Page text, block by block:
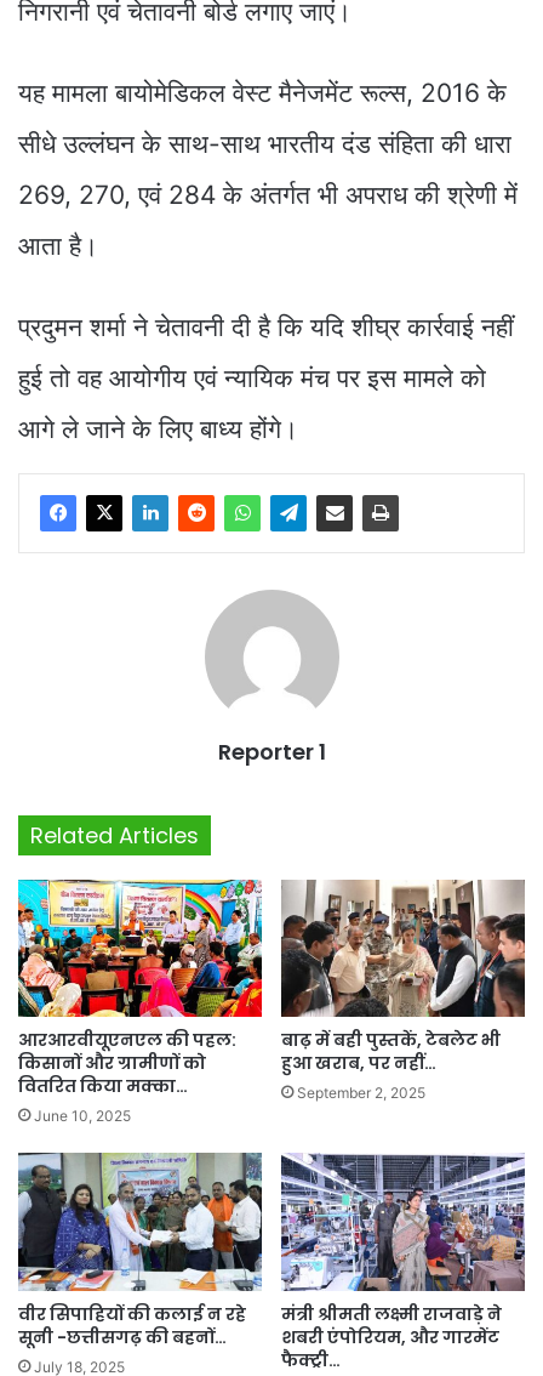
निगरानी एवं चेतावनी बोर्ड लगाए जाएं।
यह मामला बायोमेडिकल वेस्ट मैनेजमेंट रूल्स, 2016 के
सीधे उल्लंघन के साथ-साथ भारतीय दंड संहिता की धारा
269, 270, एवं 284 के अंतर्गत भी अपराध की श्रेणी में
आता है।
प्रदुमन शर्मा ने चेतावनी दी है कि यदि शीघ्र कार्रवाई नहीं
हुई तो वह आयोगीय एवं न्यायिक मंच पर इस मामले को
आगे ले जाने के लिए बाध्य होंगे।
Reporter 1
Related Articles
आरआरवीयूएनएल की पहल:
किसानों और ग्रामीणों को
वितरित किया मक्का…
June 10, 2025
बाढ़ में बही पुस्तकें, टेबलेट भी
हुआ खराब, पर नहीं…
September 2, 2025
वीर सिपाहियों की कलाई न रहे
सूनी -छत्तीसगढ़ की बहनों…
July 18, 2025
मंत्री श्रीमती लक्ष्मी राजवाड़े ने
शबरी एंपोरियम, और गारमेंट
फैक्ट्री…